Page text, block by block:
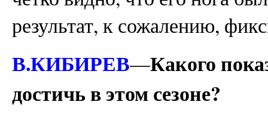
результат, к сожалению,
В.КИБИРЕВ—Какого
достичь в этом сезоне?